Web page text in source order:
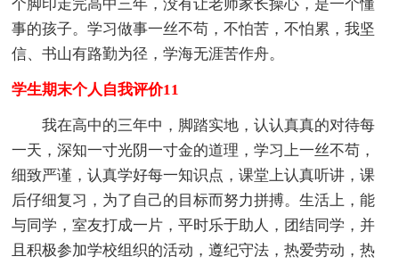
个脚印走完高中三年，没有让老师家长操心，是一个懂
事的孩子。学习做事一丝不苟，不怕苦，不怕累，我坚
信、书山有路勤为径，学海无涯苦作舟。
学生期末个人自我评价11
我在高中的三年中，脚踏实地，认认真真的对待每
一天，深知一寸光阴一寸金的道理，学习上一丝不苟，
细致严谨，认真学好每一知识点，课堂上认真听讲，课
后仔细复习，为了自己的目标而努力拼搏。生活上，能
与同学，室友打成一片，平时乐于助人，团结同学，并
且积极参加学校组织的活动，遵纪守法，热爱劳动，热